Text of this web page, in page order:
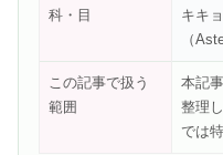
科・目
キキ
（
この記事で扱う
範囲
本記
整理
では